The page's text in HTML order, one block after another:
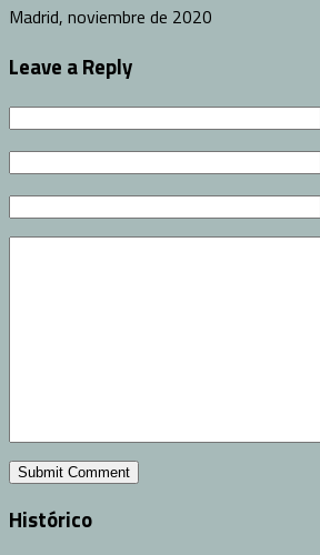
Madrid, noviembre de 2020
Leave a Reply
Histórico